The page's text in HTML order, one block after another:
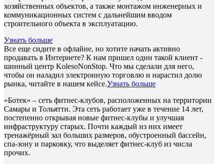
хозяйственных объектов, а также монтажом инженерных и
коммуникационных систем с дальнейшим вводом
строительного объекта в эксплуатацию.
Узнать больше
Все еще сидите в офлайне, но хотите начать активно
продавать в Интернете? К нам пришел один такой клиент -
шинный центр KolesoNonStop. Что мы сделали для него,
чтобы он наладил электронную торговлю и нарастил долю
рынка, читайте в нашем кейсе.Узнать больше
«Ботек» – сеть фитнес-клубов, расположенных на территории
Самары и Тольятти. Эта сеть работает уже в течение 14 лет,
постепенно открывая новые фитнес-клубы и улучшая
инфраструктуру старых. Почти каждый из них имеет
тренажёрный зал больших размеров, обустроенный бассейн,
спа-зону и парковку, что выделяет фитнес-клуб из числа
прочих.